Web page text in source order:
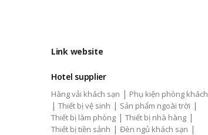
Link website
Hotel supplier
Hàng vải khách sạn | Phụ kiện phòng khách
| Thiết bị vệ sinh | Sản phẩm ngoài trời |
Thiết bị làm phòng | Thiết bị nhà hàng |
Thiết bị tiền sảnh | Đèn ngủ khách sạn |